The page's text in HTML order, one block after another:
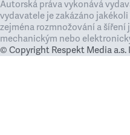
Autorská práva vykonává
vydavatele je zakázáno
zejména rozmnožování a šíření
mechanickým nebo
© Copyright Respekt Media a.s.